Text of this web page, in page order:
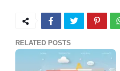
RELATED POSTS